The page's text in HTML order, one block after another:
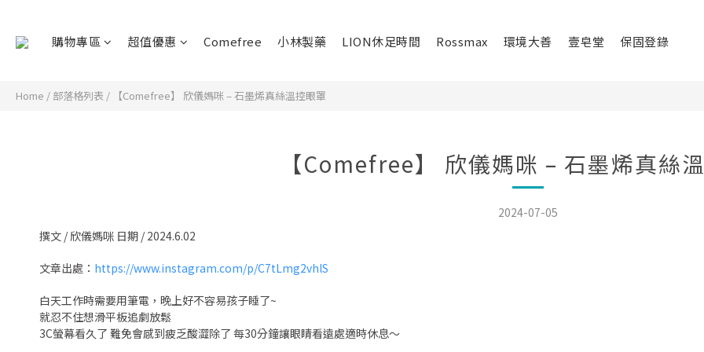
購物專區 超值優惠 Comefree 小林製藥 LION休足時間 Rossmax 環境大善 壹皂堂 保固登錄
Home / 部落格列表 / 【Comefree】 欣儀媽咪 – 石墨烯真絲溫控眼罩
【Comefree】 欣儀媽咪 – 石墨烯真絲
2024-07-05
撰文 / 欣儀媽咪 日期 / 2024.6.02
文章出處： https://www.instagram.com/p/C7tLmg2vhlS
白天工作時需要用筆電，晚上好不容易孩子睡了~
就忍不住想滑平板追劇放鬆
3C螢幕看久了 難免會感到疲乏酸澀除了 每30分鐘讓眼睛看遠處適時休息～